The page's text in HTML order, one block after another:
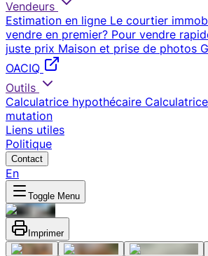
Vendeurs
Estimation en ligne Le courtier
vendre en premier? Pour vendre
juste prix Maison et prise de photos
OACIQ
Outils
Calculatrice hypothécaire
mutation
Liens utiles
Politique
Contact
En
Toggle Menu
Imprimer